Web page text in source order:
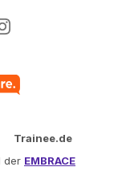
Trainee.de
der EMBRACE